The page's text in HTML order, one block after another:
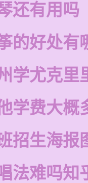
还有用吗
的好处有
学尤克里
学费大概
招生海报
法难吗知